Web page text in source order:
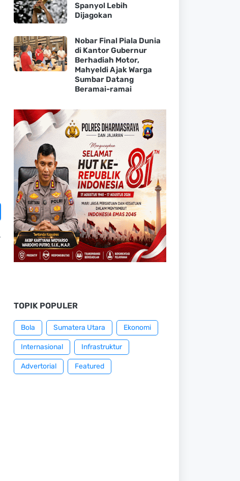
Spanyol Lebih
Dijagokan
Nobar Final Piala Dunia
di Kantor Gubernur
Berhadiah Motor,
Mahyeldi Ajak Warga
Sumbar Datang
Beramai-ramai
TOPIK POPULER
Bola Sumatera Utara Ekonomi
Internasional Infrastruktur
Advertorial Featured